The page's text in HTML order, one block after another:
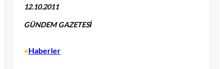
12.10.2011
GÜNDEM GAZETESİ
•Haberler